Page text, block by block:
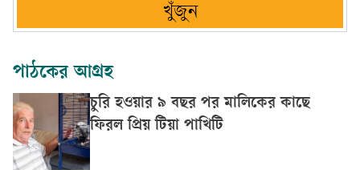
খুঁজুন
পাঠকের আগ্রহ
চুরি হওয়ার ৯ বছর পর মালিকের কাছে
ফিরল প্রিয় টিয়া পাখিটি